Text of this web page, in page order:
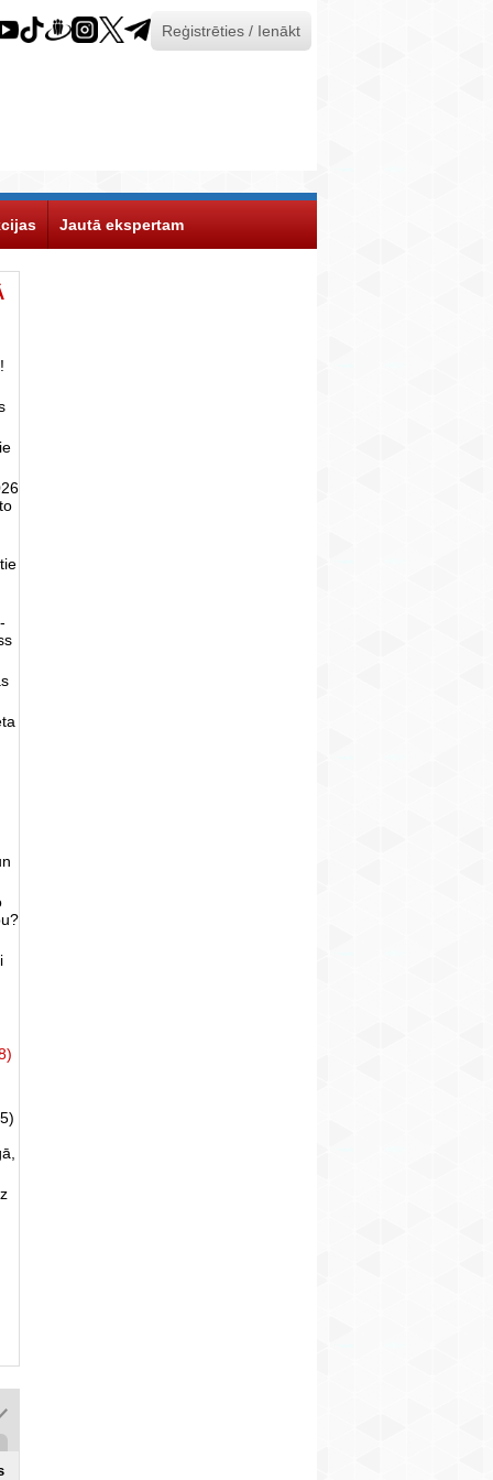
Reģistrēties / Ienākt
Jautā ekspertam